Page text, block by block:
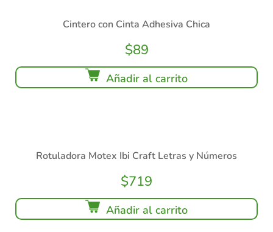
Cintero con Cinta Adhesiva Chica
$89
Añadir al carrito
Rotuladora Motex Ibi Craft Letras y Números
$719
Añadir al carrito